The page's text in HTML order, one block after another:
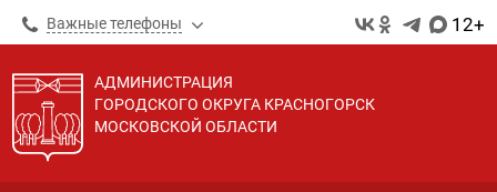
Важные телефоны 12+
АДМИНИСТРАЦИЯ
ГОРОДСКОГО ОКРУГА КРАСНОГОРСК
МОСКОВСКОЙ ОБЛАСТИ